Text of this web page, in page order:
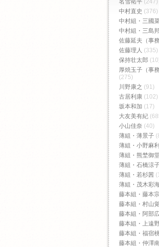
名雪祐平 (247)
中村直史 (376)
中村組・三國
中村組・三島
佐藤延夫（事務
佐藤理人 (335)
保持壮太郎
厚焼玉子（事
(275)
川野康之 (91)
古居利康 (102)
坂本和加 (17)
大友美有紀
小山佳奈 (40)
薄組・薄景子
薄組・小野麻
薄組・熊埜御
薄組・石橋涼
薄組・若杉茜
薄組・茂木彩
藤本組・藤本
藤本組・村山覚
藤本組・阿部
藤本組・上遠
藤本組・福宿
藤本組・仲澤